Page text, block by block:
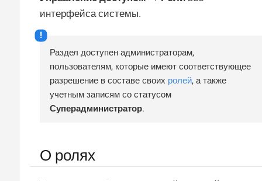
интерфейса системы.
Раздел доступен администраторам,
пользователям, которые имеют соответствующее
разрешение в составе своих ролей, а также
учетным записям со статусом
Суперадминистратор.
О ролях